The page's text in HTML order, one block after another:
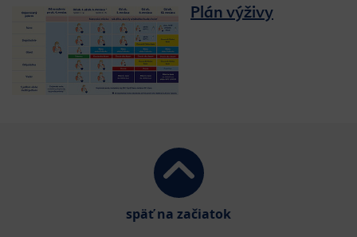
Plán výživy
späť na začiatok